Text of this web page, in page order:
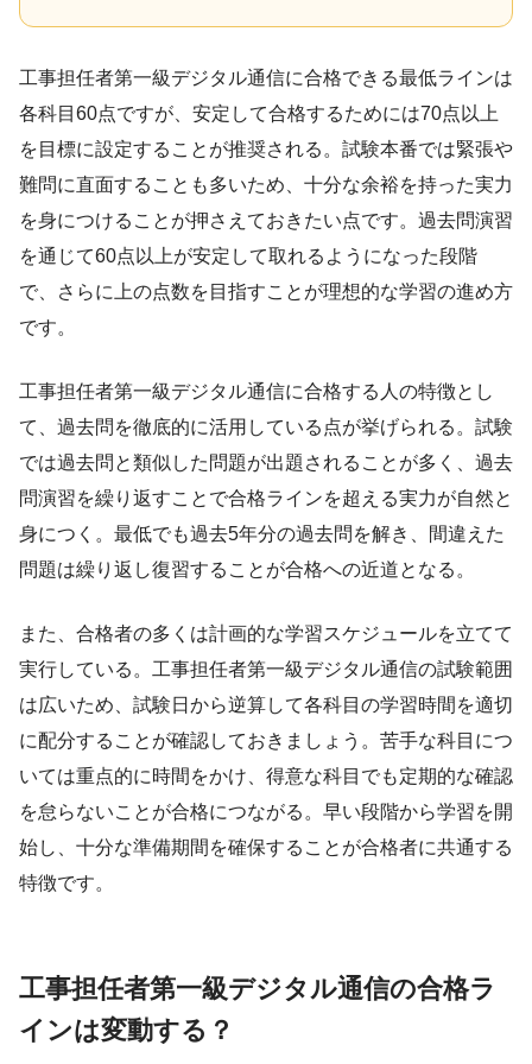
工事担任者第一級デジタル通信に合格できる最低ラインは
各科目60点ですが、安定して合格するためには70点以上
を目標に設定することが推奨される。試験本番では緊張や
難問に直面することも多いため、十分な余裕を持った実力
を身につけることが押さえておきたい点です。過去問演習
を通じて60点以上が安定して取れるようになった段階
で、さらに上の点数を目指すことが理想的な学習の進め方
です。
工事担任者第一級デジタル通信に合格する人の特徴とし
て、過去問を徹底的に活用している点が挙げられる。試験
では過去問と類似した問題が出題されることが多く、過去
問演習を繰り返すことで合格ラインを超える実力が自然と
身につく。最低でも過去5年分の過去問を解き、間違えた
問題は繰り返し復習することが合格への近道となる。
また、合格者の多くは計画的な学習スケジュールを立てて
実行している。工事担任者第一級デジタル通信の試験範囲
は広いため、試験日から逆算して各科目の学習時間を適切
に配分することが確認しておきましょう。苦手な科目につ
いては重点的に時間をかけ、得意な科目でも定期的な確認
を怠らないことが合格につながる。早い段階から学習を開
始し、十分な準備期間を確保することが合格者に共通する
特徴です。
工事担任者第一級デジタル通信の合格ラ
インは変動する？